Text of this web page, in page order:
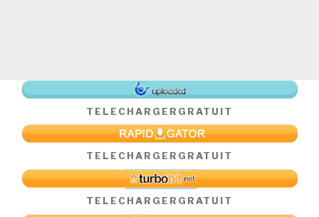
TELECHARGER GRATUIT
TELECHARGER GRATUIT
TELECHARGER GRATUIT